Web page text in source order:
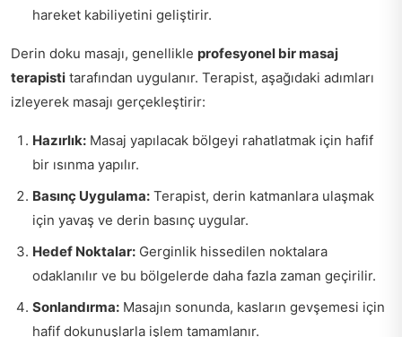
hareket kabiliyetini geliştirir.
Derin doku masajı, genellikle profesyonel bir masaj
terapisti tarafından uygulanır. Terapist, aşağıdaki adımları
izleyerek masajı gerçekleştirir:
Hazırlık: Masaj yapılacak bölgeyi rahatlatmak için hafif
bir ısınma yapılır.
Basınç Uygulama: Terapist, derin katmanlara ulaşmak
için yavaş ve derin basınç uygular.
Hedef Noktalar: Gerginlik hissedilen noktalara
odaklanılır ve bu bölgelerde daha fazla zaman geçirilir.
Sonlandırma: Masajın sonunda, kasların gevşemesi için
hafif dokunuşlarla işlem tamamlanır.